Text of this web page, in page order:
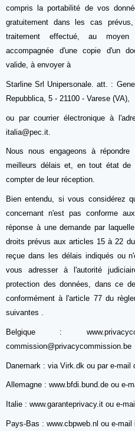
compris la portabilité de vos
gratuitement dans les cas
traitement effectué, au
accompagnée d'une copie d'un
valide, à envoyer à
Starline Srl Unipersonale. att. :
Repubblica, 5 - 21100 - Varese (VA),
ou par courrier électronique à
italia@pec.it.
Nous nous engageons à
meilleurs délais et, en tout état
compter de leur réception.
Bien entendu, si vous considérez
concernant n'est pas conforme
réponse à une demande par
droits prévus aux articles 15 à 22
reçue dans les délais indiqués ou
vous adresser à l'autorité
protection des données, dans ce
conformément à l'article 77 du
suivantes .
Belgique :
commission@privacycommission.be
Danemark : via Virk.dk ou par e-mail
Allemagne : www.bfdi.bund.de ou e-
Italie : www.garanteprivacy.it ou e-
Pays-Bas : www.cbpweb.nl ou e-mail